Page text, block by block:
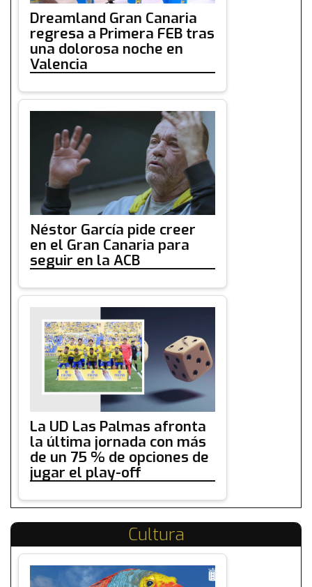
Dreamland Gran Canaria
regresa a Primera FEB tras
una dolorosa noche en
Valencia
Néstor García pide creer
en el Gran Canaria para
seguir en la ACB
La UD Las Palmas afronta
la última jornada con más
de un 75 % de opciones de
jugar el play-off
Cultura